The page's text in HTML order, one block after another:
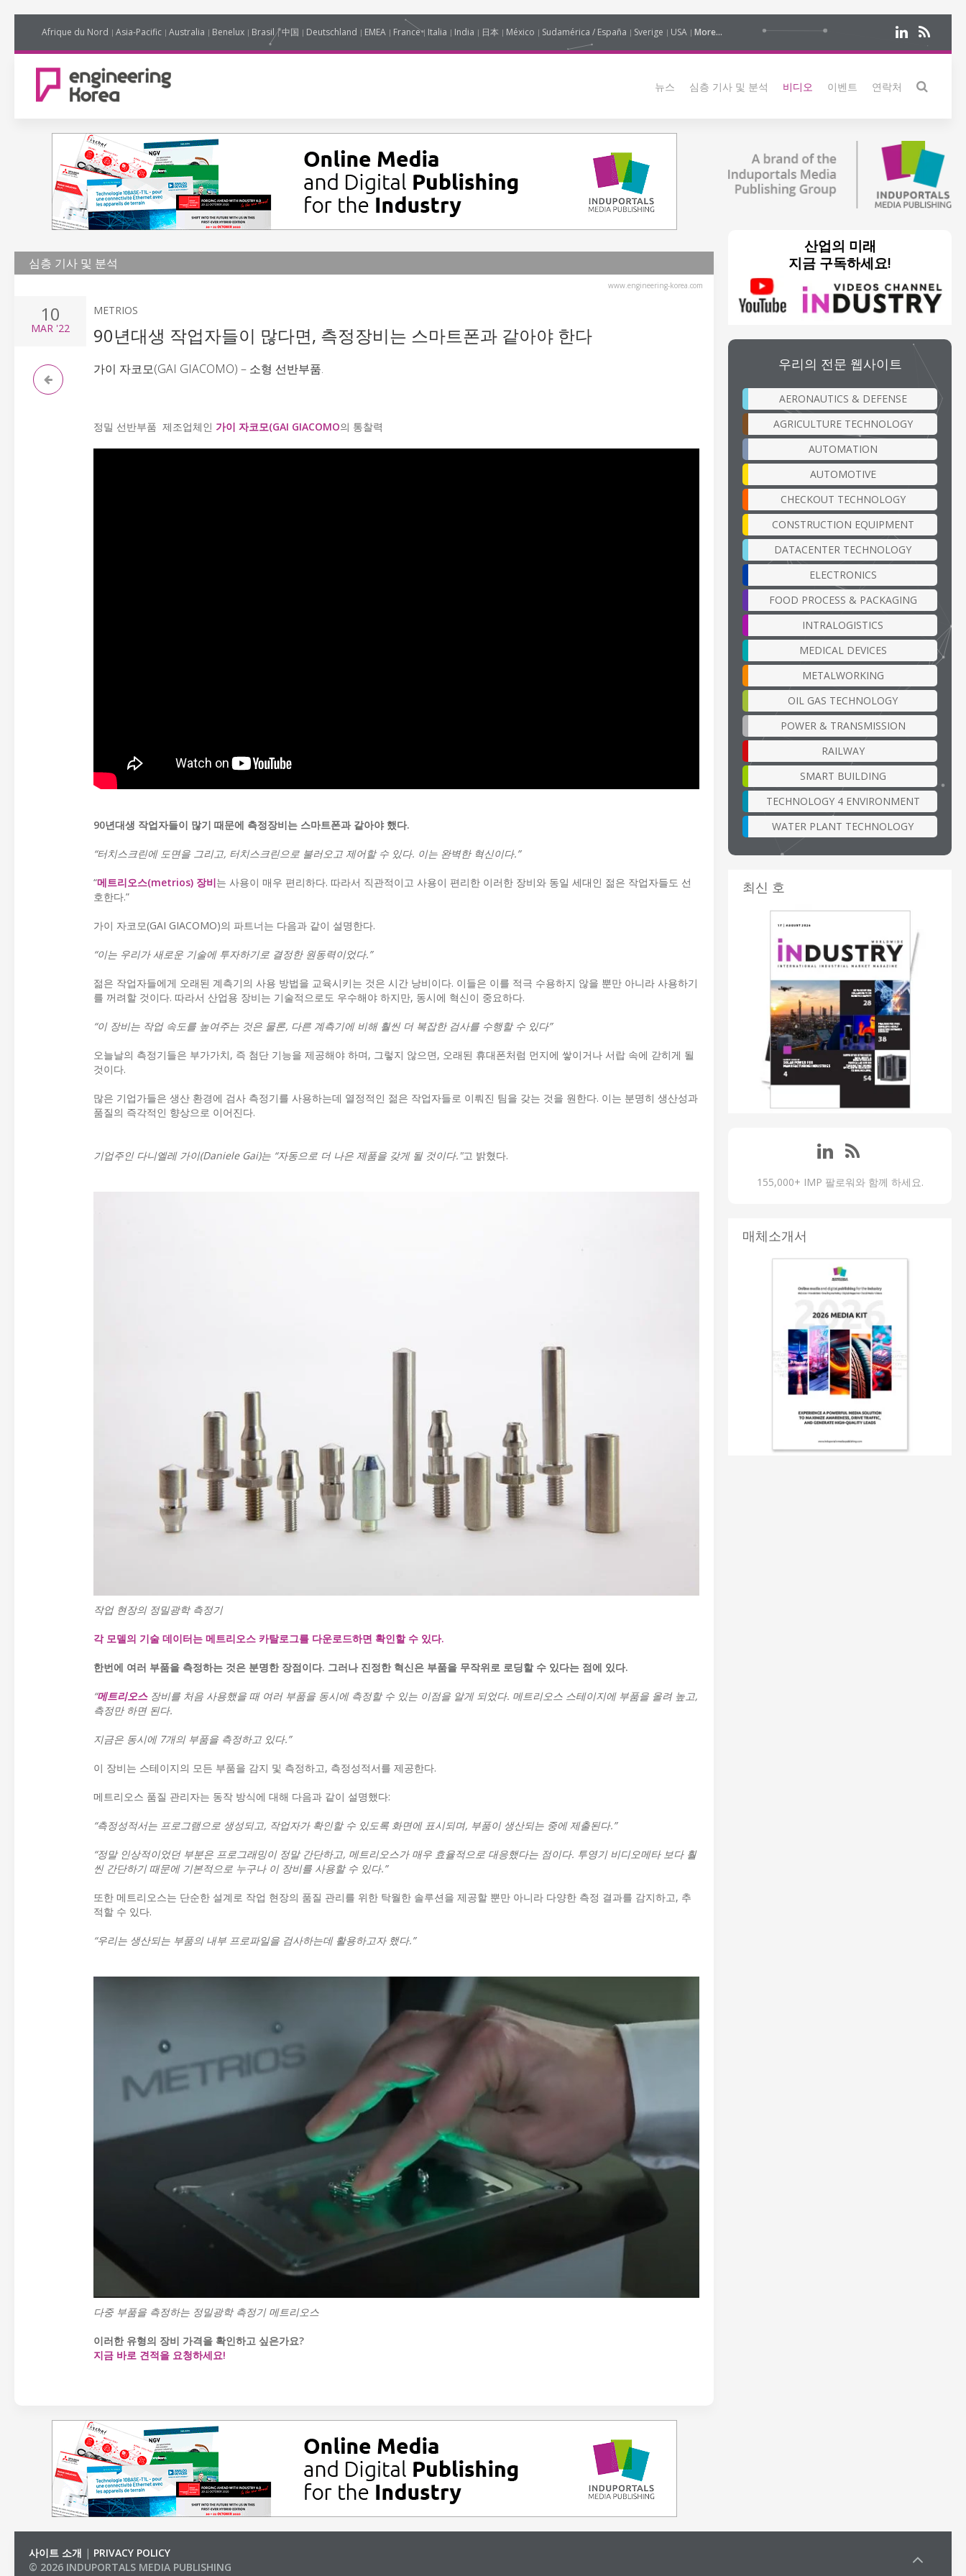
Afrique du Nord Asia-Pacific Australia Benelux Brasil 中国 Deutschland EMEA France Italia India 日本 México Sudamérica / España Sverige USA More...
뉴스 심층 기사 및 분석 비디오 이벤트 연락처
심층 기사 및 분석
www.engineering-korea.com
10
MAR '22
METRIOS
90년대생 작업자들이 많다면, 측정장비는 스마트폰과 같아야 한다
가이 자코모(GAI GIACOMO) – 소형 선반부품.
정밀 선반부품 제조업체인 가이 자코모(GAI GIACOMO의 통찰력
90년대생 작업자들이 많기 때문에 측정장비는 스마트폰과 같아야 했다.
“터치스크린에 도면을 그리고, 터치스크린으로 불러오고 제어할 수 있다. 이는 완벽한 혁신이다.”
“메트리오스(metrios) 장비는 사용이 매우 편리하다. 따라서 직관적이고 사용이 편리한 이러한 장비와 동일 세대인 젊은 작업자들도 선
호한다.”
가이 자코모(GAI GIACOMO)의 파트너는 다음과 같이 설명한다.
“이는 우리가 새로운 기술에 투자하기로 결정한 원동력이었다.”
젊은 작업자들에게 오래된 계측기의 사용 방법을 교육시키는 것은 시간 낭비이다. 이들은 이를 적극 수용하지 않을 뿐만 아니라 사용하기
를 꺼려할 것이다. 따라서 산업용 장비는 기술적으로도 우수해야 하지만, 동시에 혁신이 중요하다.
“이 장비는 작업 속도를 높여주는 것은 물론, 다른 계측기에 비해 훨씬 더 복잡한 검사를 수행할 수 있다”
오늘날의 측정기들은 부가가치, 즉 첨단 기능을 제공해야 하며, 그렇지 않으면, 오래된 휴대폰처럼 먼지에 쌓이거나 서랍 속에 갇히게 될
것이다.
많은 기업가들은 생산 환경에 검사 측정기를 사용하는데 열정적인 젊은 작업자들로 이뤄진 팀을 갖는 것을 원한다. 이는 분명히 생산성과
품질의 즉각적인 향상으로 이어진다.
기업주인 다니엘레 가이(Daniele Gai)는 “자동으로 더 나은 제품을 갖게 될 것이다."고 밝혔다.
작업 현장의 정밀광학 측정기
각 모델의 기술 데이터는 메트리오스 카탈로그를 다운로드하면 확인할 수 있다.
한번에 여러 부품을 측정하는 것은 분명한 장점이다. 그러나 진정한 혁신은 부품을 무작위로 로딩할 수 있다는 점에 있다.
“메트리오스장비를 처음 사용했을 때 여러 부품을 동시에 측정할 수 있는 이점을 알게 되었다. 메트리오스 스테이지에 부품을 올려 높고,
측정만 하면 된다.
지금은 동시에 7개의 부품을 측정하고 있다.”
이 장비는 스테이지의 모든 부품을 감지 및 측정하고, 측정성적서를 제공한다.
메트리오스 품질 관리자는 동작 방식에 대해 다음과 같이 설명했다:
“측정성적서는 프로그램으로 생성되고, 작업자가 확인할 수 있도록 화면에 표시되며, 부품이 생산되는 중에 제출된다.”
“정말 인상적이었던 부분은 프로그래밍이 정말 간단하고, 메트리오스가 매우 효율적으로 대응했다는 점이다. 투영기 비디오메타 보다 훨
씬 간단하기 때문에 기본적으로 누구나 이 장비를 사용할 수 있다.”
또한 메트리오스는 단순한 설계로 작업 현장의 품질 관리를 위한 탁월한 솔루션을 제공할 뿐만 아니라 다양한 측정 결과를 감지하고, 추
적할 수 있다.
“우리는 생산되는 부품의 내부 프로파일을 검사하는데 활용하고자 했다.”
다중 부품을 측정하는 정밀광학 측정기 메트리오스
이러한 유형의 장비 가격을 확인하고 싶은가요?
지금 바로 견적을 요청하세요!
산업의 미래
지금 구독하세요!
우리의 전문 웹사이트
AERONAUTICS & DEFENSE
AGRICULTURE TECHNOLOGY
AUTOMATION
AUTOMOTIVE
CHECKOUT TECHNOLOGY
CONSTRUCTION EQUIPMENT
DATACENTER TECHNOLOGY
ELECTRONICS
FOOD PROCESS & PACKAGING
INTRALOGISTICS
MEDICAL DEVICES
METALWORKING
OIL GAS TECHNOLOGY
POWER & TRANSMISSION
RAILWAY
SMART BUILDING
TECHNOLOGY 4 ENVIRONMENT
WATER PLANT TECHNOLOGY
최신 호
155,000+ IMP 팔로워와 함께 하세요.
매체소개서
사이트 소개 | PRIVACY POLICY
© 2026 INDUPORTALS MEDIA PUBLISHING